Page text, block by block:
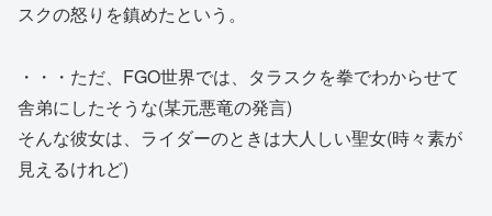
スクの怒りを鎮めたという。
・・・ただ、FGO世界では、タラスクを拳でわからせて
舎弟にしたそうな(某元悪竜の発言)
そんな彼女は、ライダーのときは大人しい聖女(時々素が
見えるけれど)